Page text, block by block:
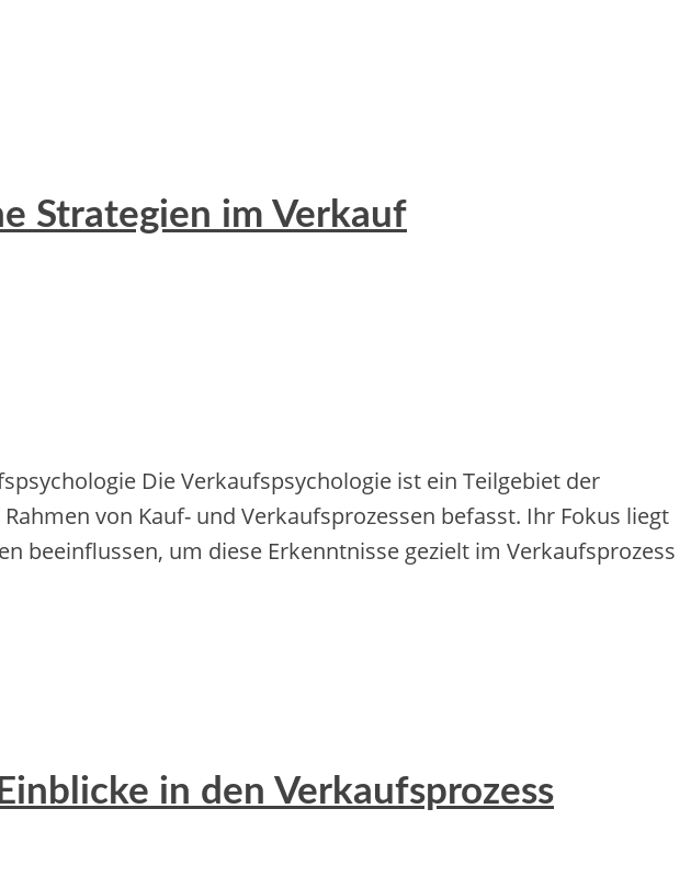
Strategien im Verkauf
Die Verkaufspsychologie ist ein Teilgebiet der
von Kauf- und Verkaufsprozessen befasst. Ihr Fokus liegt
beeinflussen, um diese Erkenntnisse gezielt im Verkaufsprozess
in den Verkaufsprozess